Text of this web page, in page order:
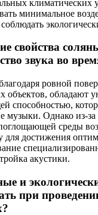
минимальное
свойства
звука во
ровной
объектов, обладают
способностью,
музыки. Однако из-за
среды
достижения
акустики.
и
при